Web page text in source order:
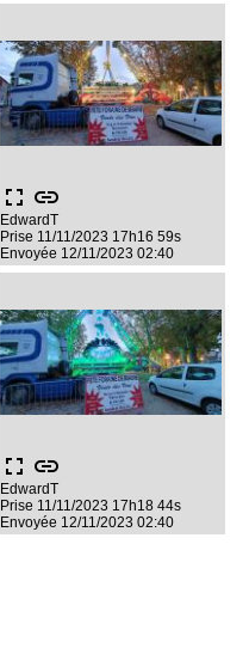
fullscreen link
EdwardT
Prise 11/11/2023 17h16 59s
Envoyée 12/11/2023 02:40
fullscreen link
EdwardT
Prise 11/11/2023 17h18 44s
Envoyée 12/11/2023 02:40